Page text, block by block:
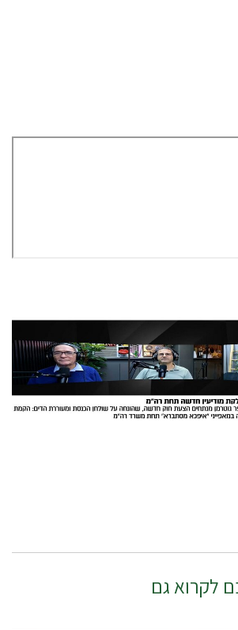
לקרוא גם